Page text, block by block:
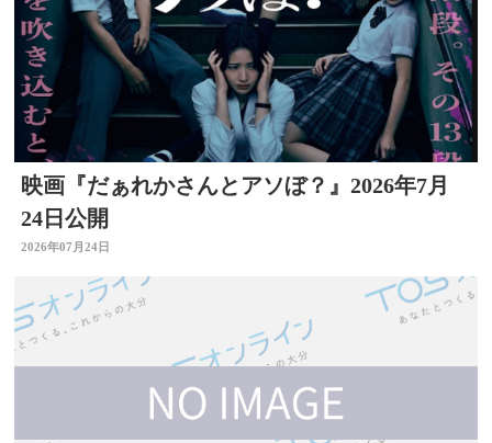
映画『だぁれかさんとアソぼ？』2026年7月
24日公開
2026年07月24日